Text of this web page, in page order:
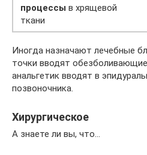
процессы в хрящевой
ткани
Иногда назначают лечебные
точки вводят
анальгетик вводят в
позвоночника.
Хирургическое
А знаете ли вы, что…